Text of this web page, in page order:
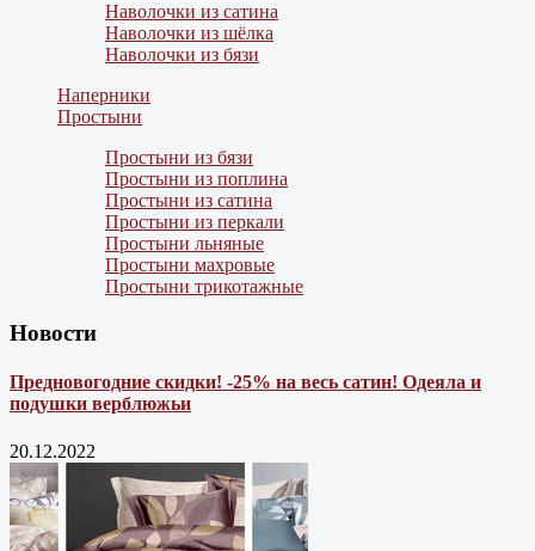
Наволочки из сатина
Наволочки из шёлка
Наволочки из бязи
Наперники
Простыни
Простыни из бязи
Простыни из поплина
Простыни из сатина
Простыни из перкали
Простыни льняные
Простыни махровые
Простыни трикотажные
Новости
Предновогодние скидки! -25% на весь сатин! Одеяла и
подушки верблюжьи
20.12.2022